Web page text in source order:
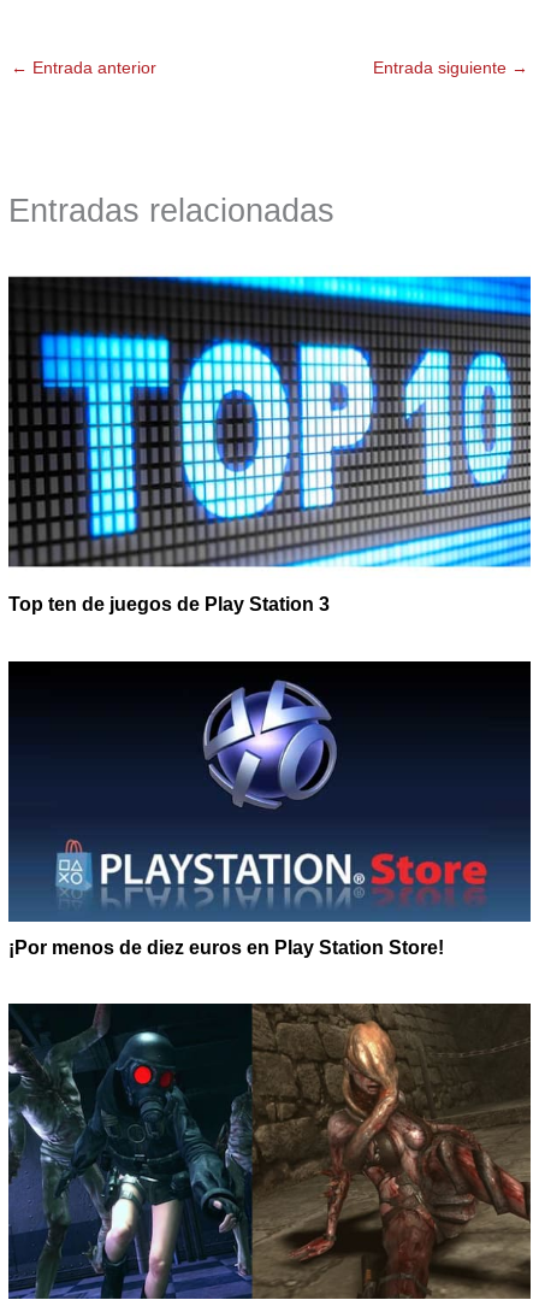
← Entrada anterior Entrada siguiente →
Entradas relacionadas
Top ten de juegos de Play Station 3
¡Por menos de diez euros en Play Station Store!